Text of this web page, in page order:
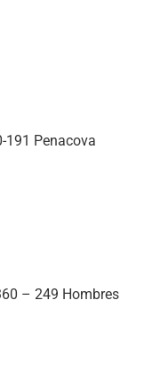
191 Penacova
– 249 Hombres